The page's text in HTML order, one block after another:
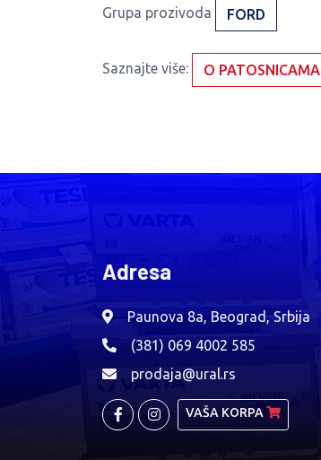
Grupa prozivoda FORD
Saznajte više: O PATOSNICAMA
Adresa
Paunova 8a, Beograd, Srbija
(381) 069 4002 585
prodaja@ural.rs
VAŠA KORPA